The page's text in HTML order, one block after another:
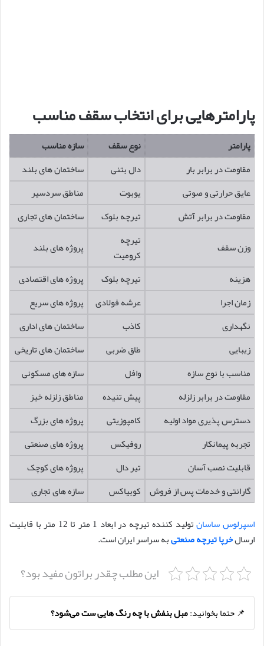
پارامترهایی برای انتخاب سقف مناسب
پارامتر نوع سقف
سازه مناسب
مقاومت در برابر بار
دال بتنی
ساختمان های بلند
عایق حرارتی و صوتی
یوبوت
مناطق سردسیر
مقاومت در برابر آتش
تیرچه بلوک
ساختمان های تجاری
وزن سقف
تیرچه
کرومیت
پروژه های بلند
هزینه
تیرچه بلوک
پروژه های اقتصادی
زمان اجرا
عرشه فولادی
پروژه های سریع
نگهداری
کاذب
ساختمان های اداری
زیبایی
طاق ضربی
ساختمان های تاریخی
مناسب با نوع سازه
وافل
سازه های مسکونی
مقاومت در برابر زلزله
پیش تنیده
مناطق زلزله خیز
دسترس پذیری مواد اولیه
کامپوزیتی
پروژه های بزرگ
تجربه پیمانکار
روفیکس
پروژه های صنعتی
قابلیت نصب آسان
تیر دال
پروژه های کوچک
گارانتی و خدمات پس از فروش کوبیاکس
سازه های تجاری
اسپرلوس ساسان
تولید کننده تیرچه در ابعاد 1 متر تا 12 متر با قابلیت
ارسالخرپا تیرچه صنعتیبه سراسر ایران است.
این مطلب چقدر براتون مفید بود؟
📌 حتما بخوانید:مبل بنفش با چه رنگ هایی ست می‌شود؟